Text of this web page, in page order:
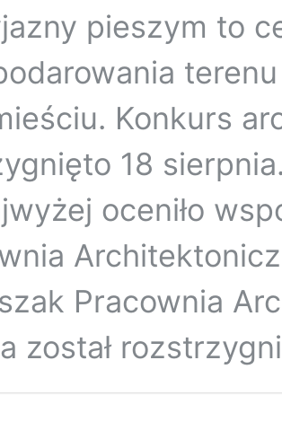
pieszym to
Konkurs
18
oceniło
Pracownia
został